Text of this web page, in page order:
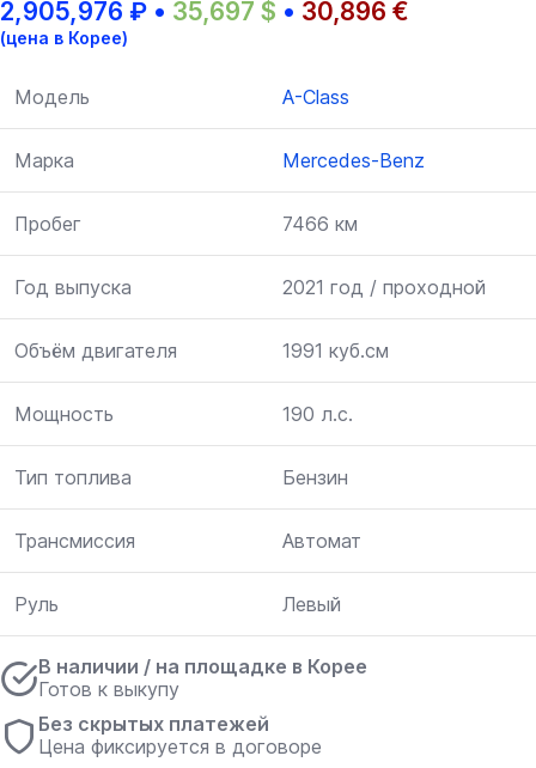
2,905,976 ₽ • 35,697 $ • 30,896 €
(цена в Корее)
Модель A-Class
Марка Mercedes-Benz
Пробег 7466 км
Год выпуска 2021 год / проходной
Объём двигателя 1991 куб.см
Мощность 190 л.с.
Тип топлива Бензин
Трансмиссия Автомат
Руль Левый
В наличии / на площадке в Корее
Готов к выкупу
Без скрытых платежей
Цена фиксируется в договоре